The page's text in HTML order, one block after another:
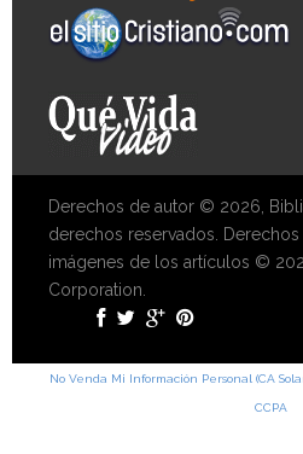
Derechos de autor © 2026,
derechos reservados.
imágenes de los artículos ©
Corporation.
No Venda Mi Información Personal (CA
CCPA